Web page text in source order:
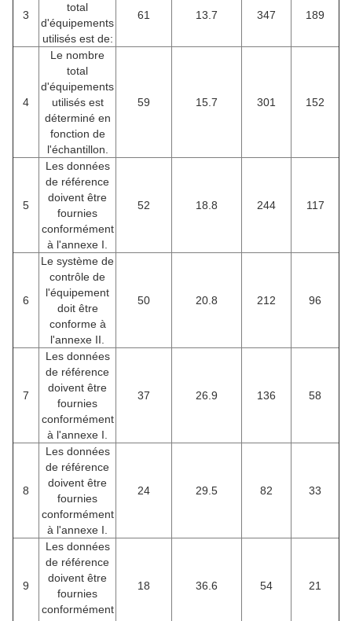
3
total
d'équipements
utilisés est de:
61 13.7 347 189
4
Le nombre
total
d'équipements
utilisés est
déterminé en
fonction de
l'échantillon.
59 15.7 301 152
5
Les données
de référence
doivent être
fournies
conformément
à l'annexe I.
52 18.8 244 117
6
Le système de
contrôle de
l'équipement
doit être
conforme à
l'annexe II.
50 20.8 212 96
7
Les données
de référence
doivent être
fournies
conformément
à l'annexe I.
37 26.9 136 58
8
Les données
de référence
doivent être
fournies
conformément
à l'annexe I.
24 29.5 82 33
9
Les données
de référence
doivent être
fournies
conformément
18 36.6 54 21